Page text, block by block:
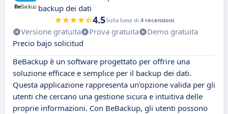
backup dei dati
4.5Sulla base di 4 recensioni
Versione gratuita Prova gratuita
Demo gratuita
Precio bajo solicitud
BeBackup è un software progettato per offrire una
soluzione efficace e semplice per il backup dei dati.
Questa applicazione rappresenta un'opzione valida per gli
utenti che cercano una gestione sicura e intuitiva delle
proprie informazioni. Con BeBackup, gli utenti possono